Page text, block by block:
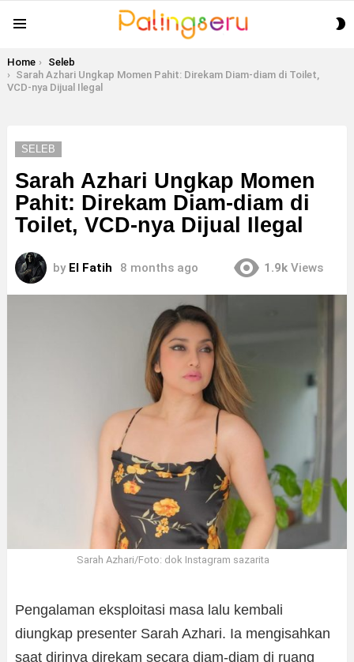
You are here:
Home
Seleb
Sarah Azhari Ungkap Momen Pahit: Direkam Diam-diam di Toilet,
VCD-nya Dijual Ilegal
SELEB
Sarah Azhari Ungkap Momen
Pahit: Direkam Diam-diam di
Toilet, VCD-nya Dijual Ilegal
by El Fatih 8 months ago 1.9k Views
Sarah Azhari/Foto: dok Instagram sazarita
Pengalaman eksploitasi masa lalu kembali
diungkap presenter Sarah Azhari. Ia mengisahkan
saat dirinya direkam secara diam-diam di ruang